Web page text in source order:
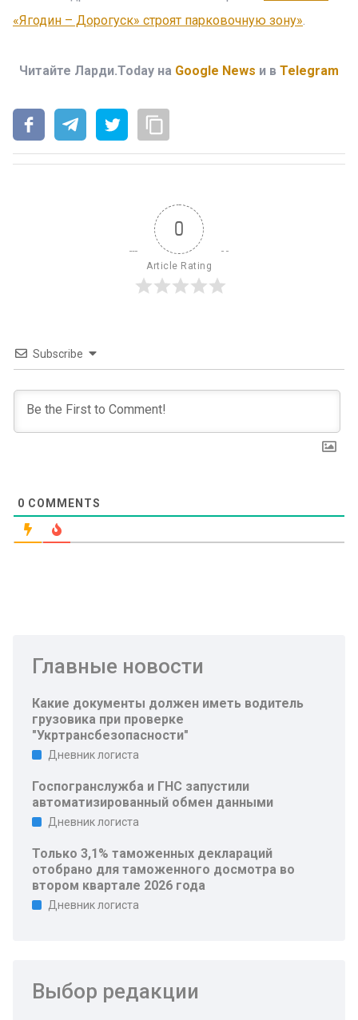
«Ягодин – Дорогуск» строят парковочную зону».
Читайте Ларди.Today на Google News и в Telegram
0
Article Rating
Subscribe
0 COMMENTS
Главные новости
Какие документы должен иметь водитель
грузовика при проверке
"Укртрансбезопасности"
Дневник логиста
Госпогранслужба и ГНС запустили
автоматизированный обмен данными
Дневник логиста
Только 3,1% таможенных деклараций
отобрано для таможенного досмотра во
втором квартале 2026 года
Дневник логиста
Выбор редакции